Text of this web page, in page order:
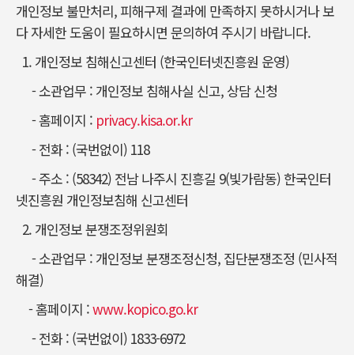
개인정보 불만처리, 피해구제 결과에 만족하지 못하시거나 보
다 자세한 도움이 필요하시면 문의하여 주시기 바랍니다.
1. 개인정보 침해신고센터 (한국인터넷진흥원 운영)
- 소관업무 : 개인정보 침해사실 신고, 상담 신청
- 홈페이지 : privacy.kisa.or.kr
- 전화 : (국번없이) 118
- 주소 : (58342) 전남 나주시 진흥길 9(빛가람동) 한국인터
넷진흥원 개인정보침해 신고센터
2. 개인정보 분쟁조정위원회
- 소관업무 : 개인정보 분쟁조정신청, 집단분쟁조정 (민사적
해결)
- 홈페이지 :www.kopico.go.kr
- 전화 : (국번없이) 1833-6972